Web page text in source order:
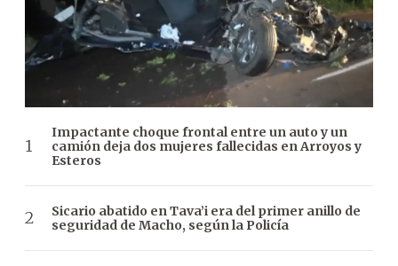
Impactante choque frontal entre un auto y un
camión deja dos mujeres fallecidas en Arroyos y
Esteros
Sicario abatido en Tava’i era del primer anillo de
seguridad de Macho, según la Policía